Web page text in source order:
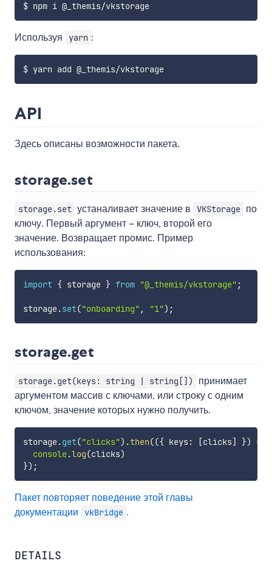
$ npm i @_themis/vkstorage
Используя yarn :
$ yarn add @_themis/vkstorage
API
Здесь описаны возможности пакета.
storage.set
storage.set устаналивает значение в VKStorage по
ключу. Первый аргумент – ключ, второй его
значение. Возвращает промис. Пример
использования:
import { storage } from "@_themis/vkstorage" ;
storage.set("onboarding" , "1") ;
storage.get
storage.get(keys: string | string[])
принимает
аргументом массив с ключами, или строку с одним
ключом, значение которых нужно получить.
storage.get("clicks") .then(({ keys: [clicks] }) =>
console.log(clicks)
}) ;
Пакет повторяет поведение этой главы
документации
vkBridge .
DETAILS